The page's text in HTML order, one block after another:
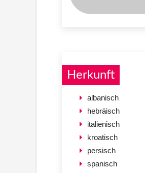
Herkunft
albanisch
hebräisch
italienisch
kroatisch
persisch
spanisch